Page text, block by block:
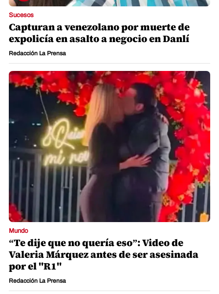
Sucesos
Capturan a venezolano por muerte de
expolicía en asalto a negocio en Danlí
Redacción La Prensa
Mundo
“Te dije que no quería eso”: Video de
Valeria Márquez antes de ser asesinada
por el "R1"
Redacción La Prensa